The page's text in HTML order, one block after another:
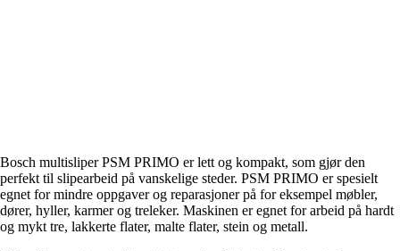
Bosch multisliper PSM PRIMO er lett og kompakt, som gjør den
perfekt til slipearbeid på vanskelige steder. PSM PRIMO er spesielt
egnet for mindre oppgaver og reparasjoner på for eksempel møbler,
dører, hyller, karmer og treleker. Maskinen er egnet for arbeid på hardt
og mykt tre, lakkerte flater, malte flater, stein og metall.